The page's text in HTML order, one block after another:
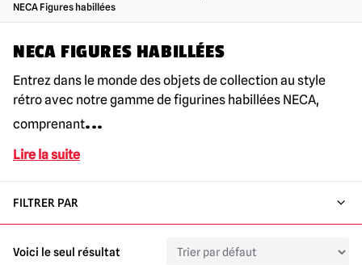
GAMME D'HALLOWEEN AU ROYAUME-UNI | PLUS DE 300
ET LA MEILLEURE GAMME DU ROYAUME-UNI
NECA Figures habillées
NECA FIGURES HABILLÉES
Entrez dans le monde des objets de collection au style
rétro avec notre gamme de figurines habillées NECA,
comprenant...
Lire la suite
FILTRER PAR
Voici le seul résultat